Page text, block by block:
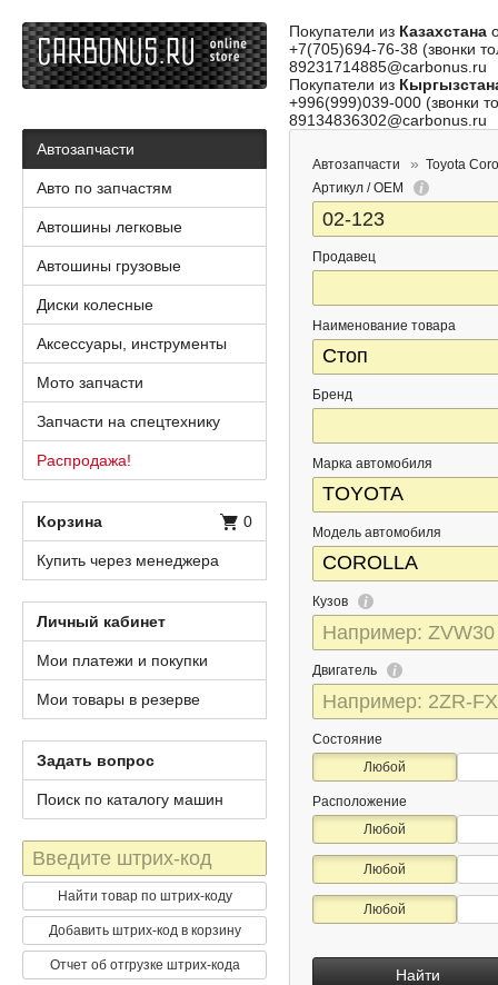
Покупатели из Казахстана
+7(705)694-76-38 (звонки
89231714885@carbonus.ru
Покупатели из
+996(999)039-000 (звонки
89134836302@carbonus.ru
Автозапчасти
Toyota
Артикул / OEM
Продавец
Наименование товара
Бренд
Марка автомобиля
Модель автомобиля
Кузов
Двигатель
Состояние
Любой
Расположение
Любой
Любой
Любой
Найти
Автозапчасти
Авто по запчастям
Автошины легковые
Автошины грузовые
Диски колесные
Аксессуары, инструменты
Мото запчасти
Запчасти на спецтехнику
Распродажа!
Корзина 0
Купить через менеджера
Личный кабинет
Мои платежи и покупки
Мои товары в резерве
Задать вопрос
Поиск по каталогу машин
Штрих-
код
Найти товар по штрих-коду
Добавить штрих-код в корзину
Отчет об отгрузке штрих-кода